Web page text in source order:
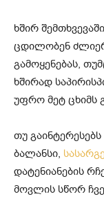
ხშირ
ცდილობენ
გამოყენებას,
ხშირად
უფრო მეტ ცხიმს
თუ
ბალანსი,
დატენიანების
მოვლის სწორ